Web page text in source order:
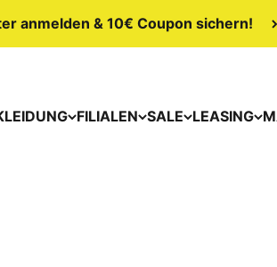
anmelden & 10€ Coupon sichern!
FILIALEN SALE LEASING